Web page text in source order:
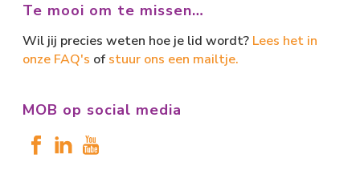
Te mooi om te missen…
Wil jij precies weten hoe je lid wordt? Lees het in
onze FAQ's of stuur ons een mailtje.
MOB op social media